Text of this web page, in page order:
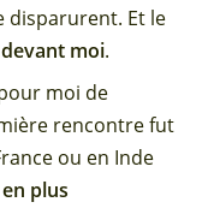
disparurent. Et le
moi.
moi de
rencontre fut
ou en Inde
plus